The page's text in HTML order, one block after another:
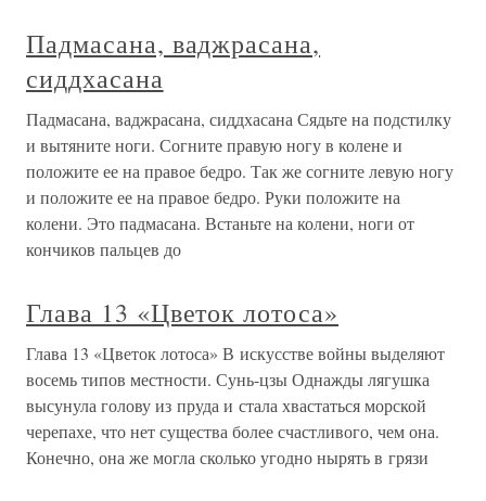
Падмасана, ваджрасана,
сиддхасана
Падмасана, ваджрасана, сиддхасана Сядьте на подстилку
и вытяните ноги. Согните правую ногу в колене и
положите ее на правое бедро. Так же согните левую ногу
и положите ее на правое бедро. Руки положите на
колени. Это падмасана. Встаньте на колени, ноги от
кончиков пальцев до
Глава 13 «Цветок лотоса»
Глава 13 «Цветок лотоса» В искусстве войны выделяют
восемь типов местности. Сунь-цзы Однажды лягушка
высунула голову из пруда и стала хвастаться морской
черепахе, что нет существа более счастливого, чем она.
Конечно, она же могла сколько угодно нырять в грязи